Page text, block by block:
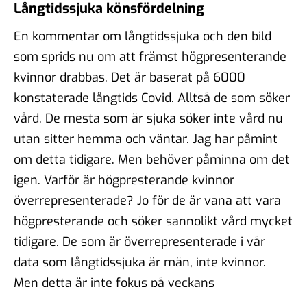
Långtidssjuka könsfördelning
En kommentar om långtidssjuka och den bild
som sprids nu om att främst högpresenterande
kvinnor drabbas. Det är baserat på 6000
konstaterade långtids Covid. Alltså de som söker
vård. De mesta som är sjuka söker inte vård nu
utan sitter hemma och väntar. Jag har påmint
om detta tidigare. Men behöver påminna om det
igen. Varför är högpresterande kvinnor
överrepresenterade? Jo för de är vana att vara
högpresterande och söker sannolikt vård mycket
tidigare. De som är överrepresenterade i vår
data som långtidssjuka är män, inte kvinnor.
Men detta är inte fokus på veckans